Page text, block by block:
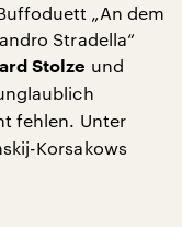
„An dem
Stradella“
Stolze und
fehlen. Unter
Korsakows